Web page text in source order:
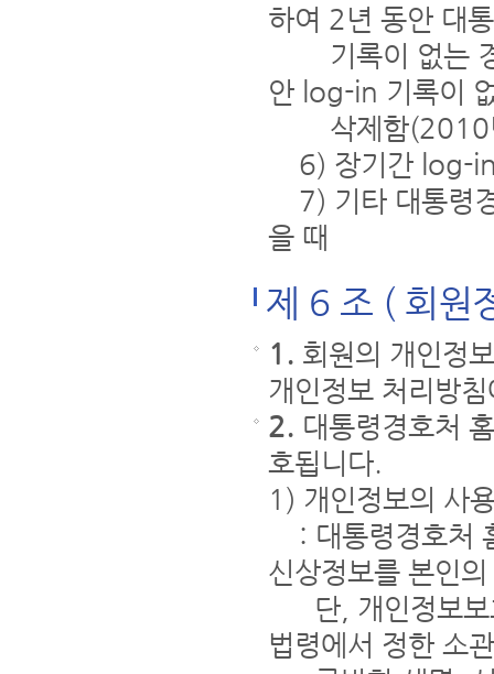
하여 2년 동안 대
기록이 없는 경
안 log-in 기록이
삭제함(2010
6) 장기간 log-in
7) 기타 대통령
을 때
제 6 조 ( 회원
1. 회원의 개인정
개인정보 처리방
2. 대통령경호처
호됩니다.
1) 개인정보의 사
: 대통령경호처
신상정보를 본인
단, 개인정보보
법령에서 정한 소